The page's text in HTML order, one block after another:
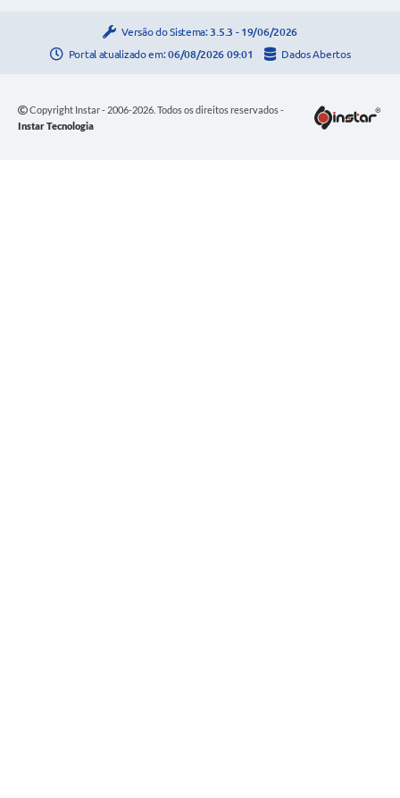
Versão do Sistema: 3.5.3 - 19/06/2026
Portal atualizado em:06/08/2026 09:01 Dados Abertos
Copyright Instar - 2006-2026. Todos os direitos reservados -
Instar Tecnologia